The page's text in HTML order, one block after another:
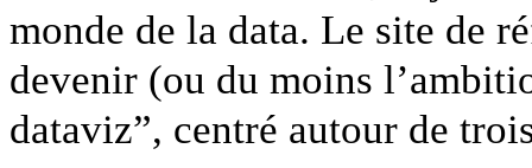
monde de la data. Le site de
devenir (ou du moins
dataviz”, centré autour de